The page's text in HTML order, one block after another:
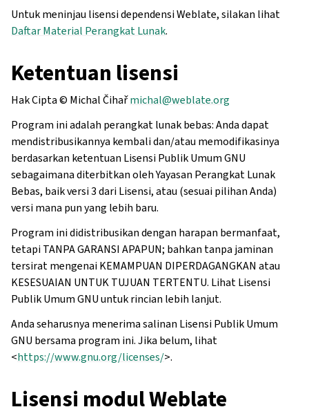
Untuk meninjau lisensi dependensi Weblate, silakan lihat
Daftar Material Perangkat Lunak.
Ketentuan lisensi
Hak Cipta © Michal Čihařmichal@weblate.org
Program ini adalah perangkat lunak bebas: Anda dapat
mendistribusikannya kembali dan/atau memodifikasinya
berdasarkan ketentuan Lisensi Publik Umum GNU
sebagaimana diterbitkan oleh Yayasan Perangkat Lunak
Bebas, baik versi 3 dari Lisensi, atau (sesuai pilihan Anda)
versi mana pun yang lebih baru.
Program ini didistribusikan dengan harapan bermanfaat,
tetapi TANPA GARANSI APAPUN; bahkan tanpa jaminan
tersirat mengenai KEMAMPUAN DIPERDAGANGKAN atau
KESESUAIAN UNTUK TUJUAN TERTENTU. Lihat Lisensi
Publik Umum GNU untuk rincian lebih lanjut.
Anda seharusnya menerima salinan Lisensi Publik Umum
GNU bersama program ini. Jika belum, lihat
<https://www.gnu.org/licenses/>.
Lisensi modul Weblate